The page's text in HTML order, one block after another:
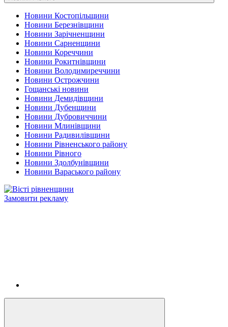
Новини Костопільщини
Новини Березнівщини
Новини Зарічненщини
Новини Сарненщини
Новини Кореччини
Новини Рокитнівщини
Новини Володимиреччини
Новини Острожчини
Гощанські новини
Новини Демидівщини
Новини Дубенщини
Новини Дубровиччини
Новини Млинівщини
Новини Радивилівщини
Новини Рівненського району
Новини Рівного
Новини Здолбунівщини
Новини Вараського району
Замовити рекламу